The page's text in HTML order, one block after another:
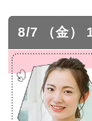
8/7 （金）